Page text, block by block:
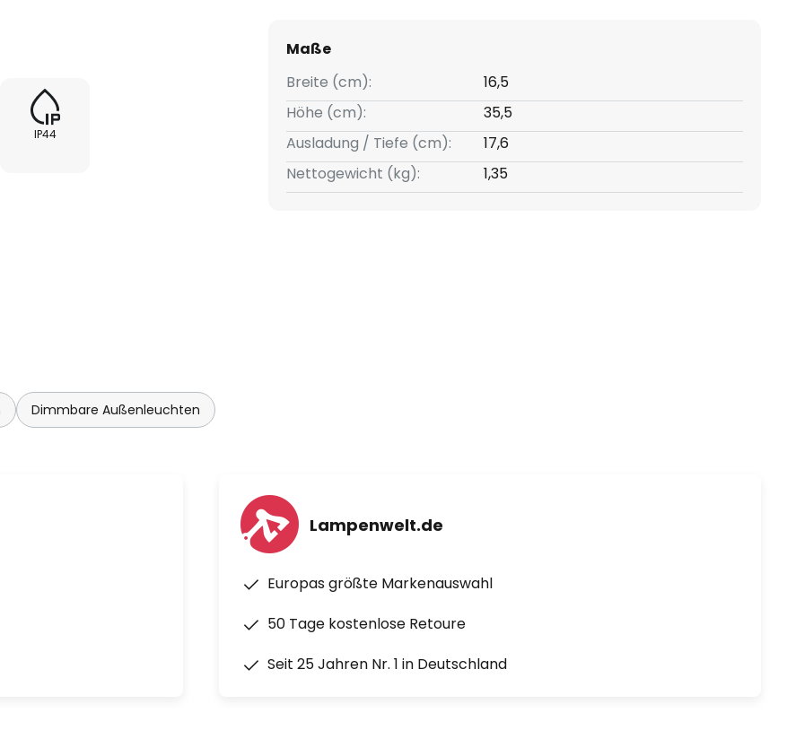
IP44
Maße
Breite (cm):
16,5
Höhe (cm):
35,5
Ausladung / Tiefe (cm):
17,6
Nettogewicht (kg):
1,35
Dimmbare Außenleuchten
Lampenwelt.de
Europas größte Markenauswahl
50 Tage kostenlose Retoure
Seit 25 Jahren Nr. 1 in Deutschland